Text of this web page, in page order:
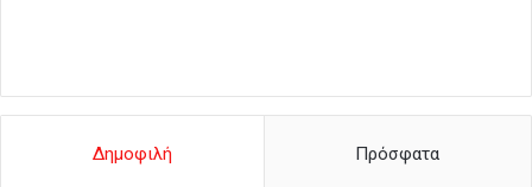
Δημοφιλή Πρόσφατα